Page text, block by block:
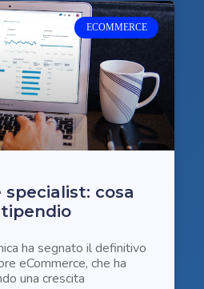
ECOMMERCE
specialist: cosa
ha segnato il definitivo
eCommerce, che ha
una crescita